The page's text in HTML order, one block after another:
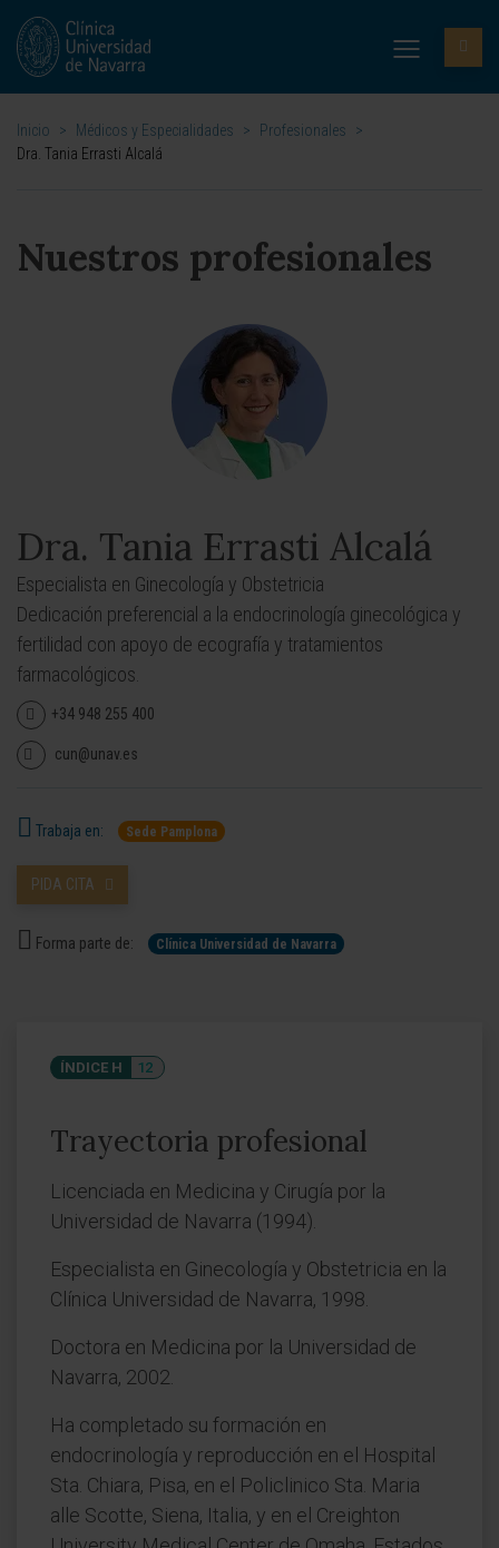
Inicio > Médicos y Especialidades > Profesionales
>
Dra. Tania Errasti Alcalá
Nuestros profesionales
Dra. Tania Errasti Alcalá
Especialista en Ginecología y Obstetricia
Dedicación preferencial a la endocrinología ginecológica y
fertilidad con apoyo de ecografía y tratamientos
farmacológicos.
+34 948 255 400
cun@unav.es
Trabaja en: Sede Pamplona
PIDA CITA
Forma parte de: Clínica Universidad de Navarra
ÍNDICE H 12
Trayectoria profesional
Licenciada en Medicina y Cirugía por la
Universidad de Navarra (1994).
Especialista en Ginecología y Obstetricia en la
Clínica Universidad de Navarra, 1998.
Doctora en Medicina por la Universidad de
Navarra, 2002.
Ha completado su formación en
endocrinología y reproducción en el Hospital
Sta. Chiara, Pisa, en el Policlinico Sta. Maria
alle Scotte, Siena, Italia, y en el Creighton